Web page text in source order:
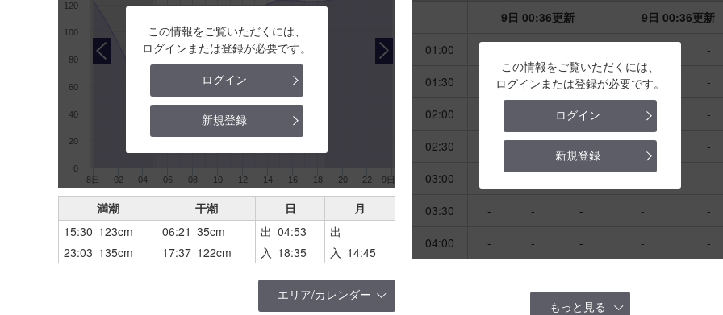
この情報をご覧いただくには、
ログインまたは登録が必要です。
ログイン
新規登録
8日 02 04 06 08 10 12 14 16 18 20 22 9日
0
20
40
60
80
100
120
満潮 干潮 日
月
15:30 123cm
06:21 35cm 出 04:53
出
23:03 135cm
17:37 122cm 入 18:35 入 14:45
エリア/カレンダー
この情報をご覧いただくには、
ログインまたは登録が必要です。
ログイン
新規登録
9日 00:36更新
9日 00:36更新
01:00
-
01:30
- - -
-
02:00
-
-
02:30
-
03:00
-
03:30
- - - -
-
04:00
- - - - -
もっと見る